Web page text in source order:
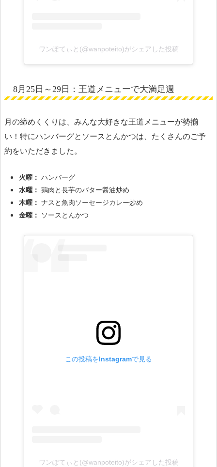
ワンぽてぃと(@wanpoteito)がシェアした投稿
8月25日～29日：王道メニューで大満足週
月の締めくくりは、みんな大好きな王道メニューが勢揃
い！特にハンバーグとソースとんかつは、たくさんのご予
約をいただきました。
火曜： ハンバーグ
水曜： 鶏肉と長芋のバター醤油炒め
木曜： ナスと魚肉ソーセージカレー炒め
金曜： ソースとんかつ
この投稿をInstagramで見る
ワンぽてぃと(@wanpoteito)がシェアした投稿